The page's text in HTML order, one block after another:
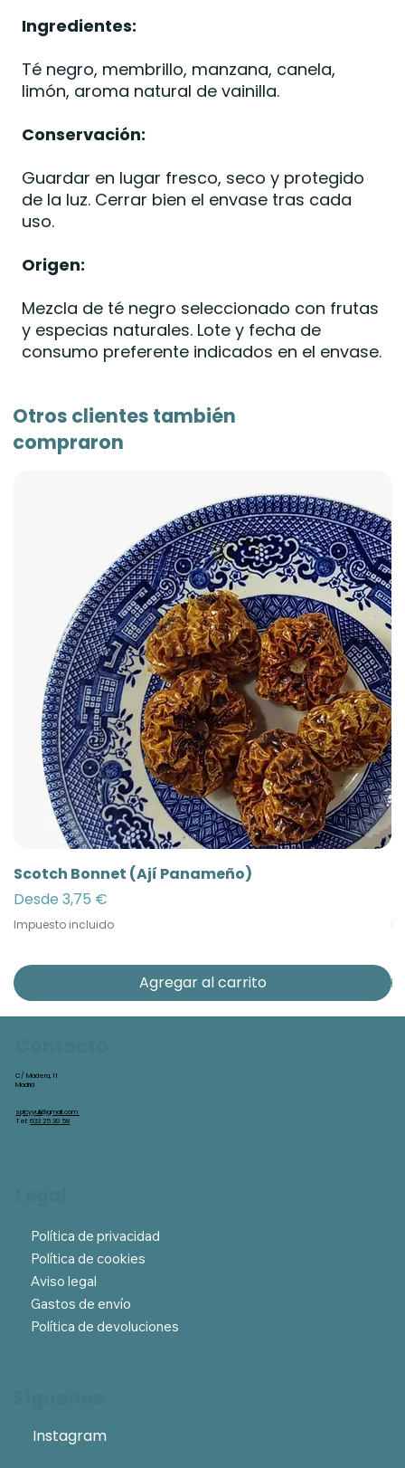
Ingredientes:
Té negro, membrillo, manzana, canela,
limón, aroma natural de vainilla.
Conservación:
Guardar en lugar fresco, seco y protegido
de la luz. Cerrar bien el envase tras cada
uso.
Origen:
Mezcla de té negro seleccionado con frutas
y especias naturales. Lote y fecha de
consumo preferente indicados en el envase.
Otros clientes también
compraron
Scotch Bonnet (Ají Panameño)
Desde 3,75 €
Precio de oferta
Impuesto incluido
Agregar al carrito
Instagram
Política de privacidad
Política de cookies
Aviso legal
Gastos de envío
Política de devoluciones
C/ Madera, 11
Madrid
spicyyuli@gmail.com
Tel:633 25 30 58